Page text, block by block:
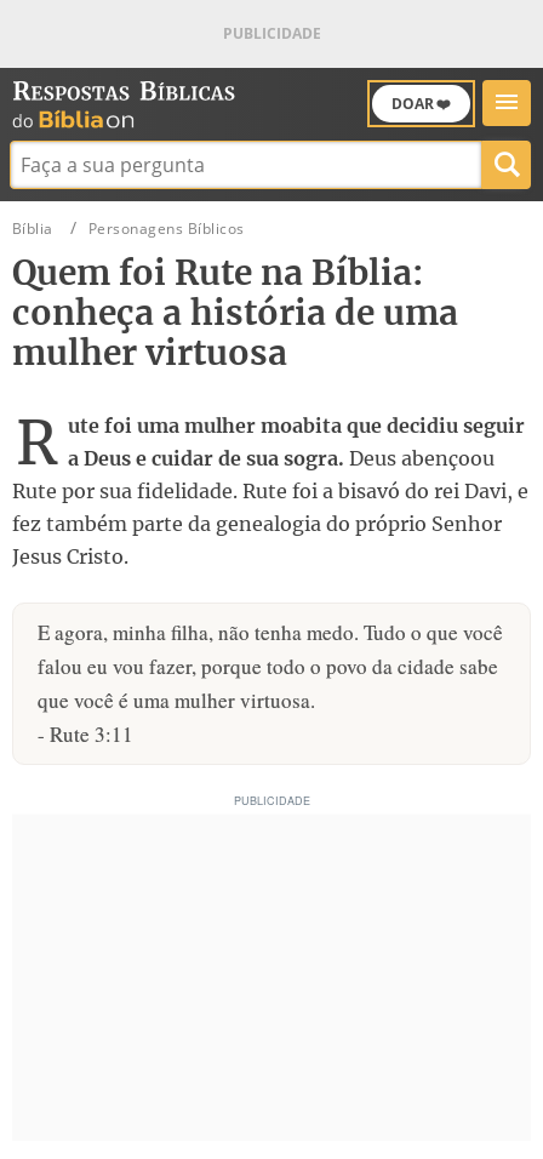
DOAR ❤️
Buscar:
Bíblia Personagens Bíblicos
Quem foi Rute na Bíblia:
conheça a história de uma
mulher virtuosa
R ute foi uma mulher moabita que decidiu seguir
a Deus e cuidar de sua sogra. Deus abençoou
Rute por sua fidelidade. Rute foi a bisavó do rei Davi, e
fez também parte da genealogia do próprio Senhor
Jesus Cristo.
E agora, minha filha, não tenha medo. Tudo o que você
falou eu vou fazer, porque todo o povo da cidade sabe
que você é uma mulher virtuosa.
- Rute 3:11